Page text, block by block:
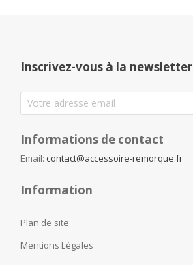
Inscrivez-vous à la newsletter
Informations de contact
Email: contact@accessoire-remorque.fr
Information
Plan de site
Mentions Légales